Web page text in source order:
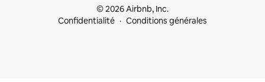
© 2026 Airbnb, Inc.
Confidentialité
Conditions générales